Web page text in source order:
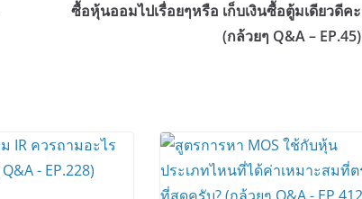
ซื้อหุ้นออมไปเรื่อยๆหรือ เก็บเงินซื้อตู้มเดียวดีคะ
(กล้วยๆ Q&A – EP.45)